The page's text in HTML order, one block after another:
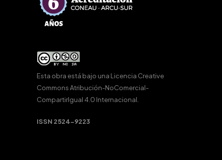
Esta obra está bajo una Licencia Creative
Commons Atribución-NoComercial-
CompartirIgual 4.0 Internacional.
ISSN 2524-9223